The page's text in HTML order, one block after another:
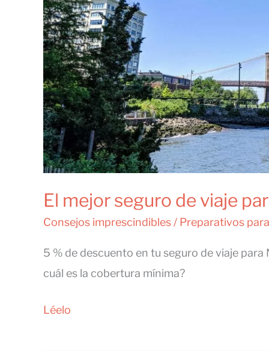
El mejor seguro de viaje
Consejos imprescindibles / Preparativos
5 % de descuento en tu seguro de viaje
cuál es la cobertura mínima?
El
Léelo